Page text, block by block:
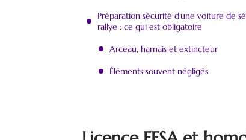
Préparation sécurité d’une voiture de
rallye : ce qui est obligatoire
Arceau, harnais et extincteur
Éléments souvent négligés